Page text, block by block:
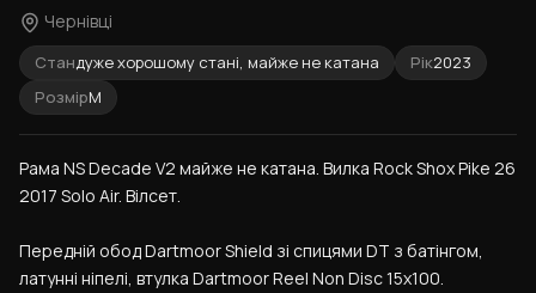
Чернівці
Стандуже хорошому стані, майже не катана Рік2023
РозмірM
Рама NS Decade V2 майже не катана. Вилка Rock Shox Pike 26
2017 Solo Air. Вілсет.
Передній обод Dartmoor Shield зі спицями DT з батінгом,
латунні ніпелі, втулка Dartmoor Reel Non Disc 15x100.